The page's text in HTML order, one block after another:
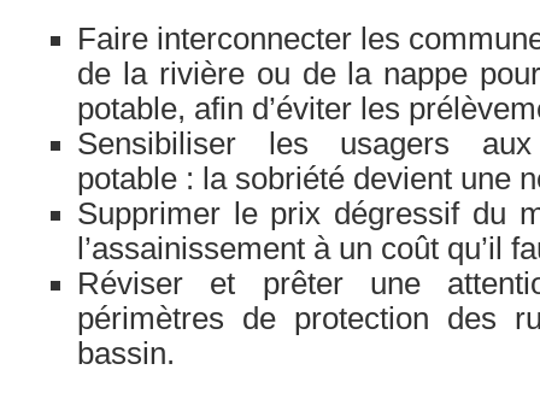
Faire interconnecter les
de la rivière ou de la nappe
potable, afin d’éviter les
Sensibiliser les usagers aux
potable : la sobriété devient une
Supprimer le prix dégressif du
l’assainissement à un coût qu’il
Réviser et prêter une
périmètres de protection des
bassin.